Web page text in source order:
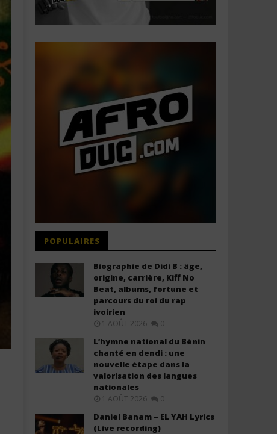
POPULAIRES
Biographie de Didi B : âge,
origine, carrière, Kiff No
Beat, albums, fortune et
parcours du roi du rap
ivoirien
1 AOÛT 2026 0
L’hymne national du Bénin
chanté en dendi : une
nouvelle étape dans la
valorisation des langues
nationales
1 AOÛT 2026 0
Daniel Banam – EL YAH Lyrics
(Live recording)